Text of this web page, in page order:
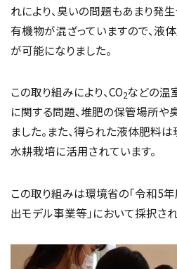
れにより、臭いの問題もあまり発
有機物が混ざっていますので、液
が可能になりました。
この取り組みにより、CO2などの温
に関する問題、堆肥の保管場所
ました。また、得られた液体肥料
水耕栽培に活用されています。
この取り組みは環境省の「令和5
出モデル事業等」において採択さ